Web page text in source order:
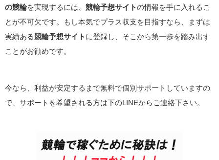
の競輪を実現するには、 競輪予想サイトの情報を手に入れるこ
とが不可欠です。もし本気でプラス収支を目指すなら、まずは
実績ある競輪予想サイト に登録し、そこから第一歩を踏み出す
ことがお勧めです。
今なら、利益が安定するまで無料で個別サポートしていますの
で、サポートを希望される方は下のLINEからご連絡下さい。